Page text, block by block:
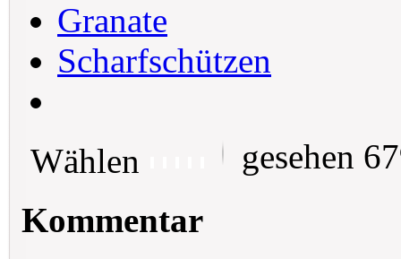
Granate
Scharfschützen
Wählen
gesehen
Kommentar